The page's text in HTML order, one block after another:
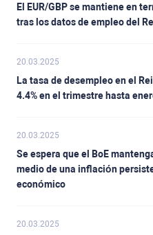
El EUR/GBP se mantiene en
tras los datos de empleo del
20.03.2025
La tasa de desempleo en el
4.4% en el trimestre hasta
20.03.2025
Se espera que el BoE
medio de una inflación
económico
20.03.2025